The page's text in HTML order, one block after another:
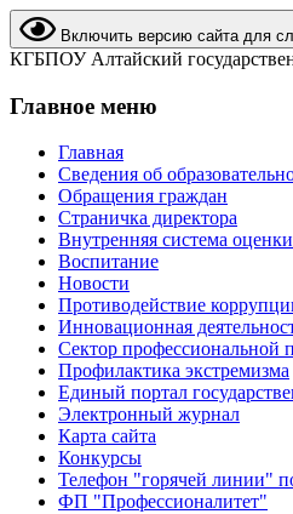
Включить версию сайта для
КГБПОУ Алтайский
Главное меню
Главная
Сведения об
Обращения граждан
Страничка директора
Внутренняя система
Воспитание
Новости
Противодействие
Инновационная
Сектор профессиональной
Профилактика экстремизма
Единый портал
Электронный журнал
Карта сайта
Конкурсы
Телефон "горячей линии"
ФП "Профессионалитет"